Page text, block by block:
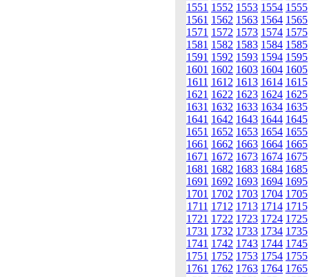
1551 1552 1553 1554 1555
1561 1562 1563 1564 1565
1571 1572 1573 1574 1575
1581 1582 1583 1584 1585
1591 1592 1593 1594 1595
1601 1602 1603 1604 1605
1611 1612 1613 1614 1615
1621 1622 1623 1624 1625
1631 1632 1633 1634 1635
1641 1642 1643 1644 1645
1651 1652 1653 1654 1655
1661 1662 1663 1664 1665
1671 1672 1673 1674 1675
1681 1682 1683 1684 1685
1691 1692 1693 1694 1695
1701 1702 1703 1704 1705
1711 1712 1713 1714 1715
1721 1722 1723 1724 1725
1731 1732 1733 1734 1735
1741 1742 1743 1744 1745
1751 1752 1753 1754 1755
1761 1762 1763 1764 1765